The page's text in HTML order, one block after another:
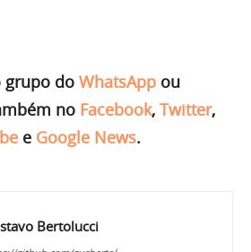
grupo do WhatsApp ou
no Facebook, Twitter,
e Google News.
Bertolucci